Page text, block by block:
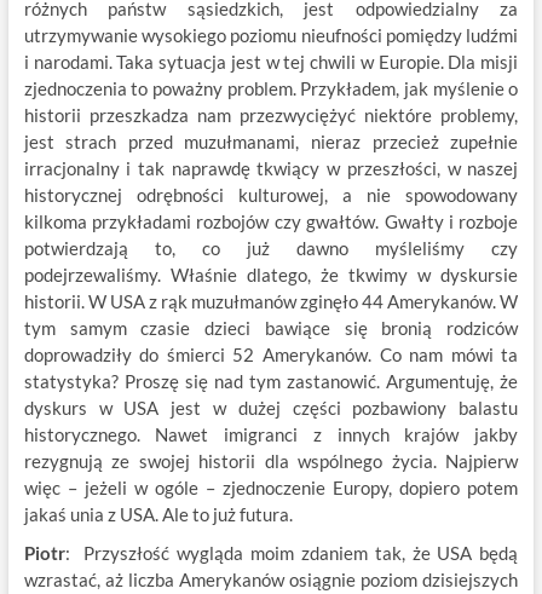
różnych państw sąsiedzkich, jest odpowiedzialny za
utrzymywanie wysokiego poziomu nieufności pomiędzy ludźmi
i narodami. Taka sytuacja jest w tej chwili w Europie. Dla misji
zjednoczenia to poważny problem. Przykładem, jak myślenie o
historii przeszkadza nam przezwyciężyć niektóre problemy,
jest strach przed muzułmanami, nieraz przecież zupełnie
irracjonalny i tak naprawdę tkwiący w przeszłości, w naszej
historycznej odrębności kulturowej, a nie spowodowany
kilkoma przykładami rozbojów czy gwałtów. Gwałty i rozboje
potwierdzają to, co już dawno myśleliśmy czy
podejrzewaliśmy. Właśnie dlatego, że tkwimy w dyskursie
historii. W USA z rąk muzułmanów zginęło 44 Amerykanów. W
tym samym czasie dzieci bawiące się bronią rodziców
doprowadziły do śmierci 52 Amerykanów. Co nam mówi ta
statystyka? Proszę się nad tym zastanowić. Argumentuję, że
dyskurs w USA jest w dużej części pozbawiony balastu
historycznego. Nawet imigranci z innych krajów jakby
rezygnują ze swojej historii dla wspólnego życia. Najpierw
więc – jeżeli w ogóle – zjednoczenie Europy, dopiero potem
jakaś unia z USA. Ale to już futura.
Piotr: Przyszłość wygląda moim zdaniem tak, że USA będą
wzrastać, aż liczba Amerykanów osiągnie poziom dzisiejszych